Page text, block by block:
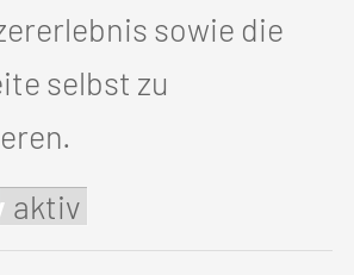
Universität Lausitz - Carl
Cottbus
sowie die
selbst zu
aktiv